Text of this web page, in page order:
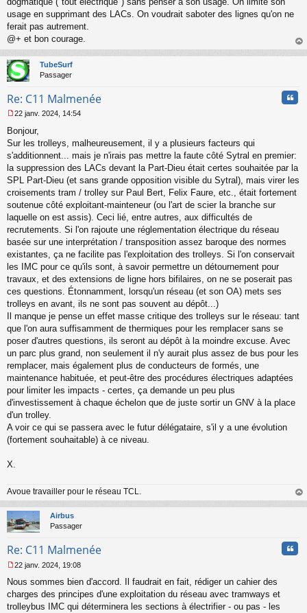
usage en supprimant des LACs. On voudrait saboter des lignes qu'on ne
ferait pas autrement.
@+ et bon courage.
au
TubeSurf
Passager
Re: C11 Malmenée
e
s
s
g
e
n
o
n
u
22 janv. 2024, 14:54
Bonjour,
Sur les trolleys, malheureusement, il y a plusieurs facteurs qui
s'additionnent... mais je n'irais pas mettre la faute côté Sytral en premier:
la suppression des LACs devant la Part-Dieu était certes souhaitée par la
SPL Part-Dieu (et sans grande opposition visible du Sytral), mais virer les
croisements tram / trolley sur Paul Bert, Felix Faure, etc., était fortement
soutenue côté exploitant-mainteneur (ou l'art de scier la branche sur
laquelle on est assis). Ceci lié, entre autres, aux difficultés de
recrutements. Si l'on rajoute une réglementation électrique du réseau
basée sur une interprétation / transposition assez baroque des normes
existantes, ça ne facilite pas l'exploitation des trolleys. Si l'on conservait
les IMC pour ce qu'ils sont, à savoir permettre un détournement pour
travaux, et des extensions de ligne hors bifilaires, on ne se poserait pas
ces questions. Étonnamment, lorsqu'un réseau (et son OA) mets ses
trolleys en avant, ils ne sont pas souvent au dépôt...)
Il manque je pense un effet masse critique des trolleys sur le réseau: tant
que l'on aura suffisamment de thermiques pour les remplacer sans se
poser d'autres questions, ils seront au dépôt à la moindre excuse. Avec
un parc plus grand, non seulement il n'y aurait plus assez de bus pour les
remplacer, mais également plus de conducteurs de formés, une
maintenance habituée, et peut-être des procédures électriques adaptées
pour limiter les impacts - certes, ça demande un peu plus
d'investissement à chaque échelon que de juste sortir un GNV à la place
d'un trolley.
A voir ce qui se passera avec le futur délégataire, s'il y a une évolution
(fortement souhaitable) à ce niveau.
X.
Avoue travailler pour le réseau TCL.
au
Airbus
Passager
Re: C11 Malmenée
e
s
s
22 janv. 2024, 19:08
Nous sommes bien d'accord. Il faudrait en fait, rédiger un cahier des
charges des principes d'une exploitation du réseau avec tramways et
trolleybus IMC qui déterminera les sections à électrifier - ou pas - les